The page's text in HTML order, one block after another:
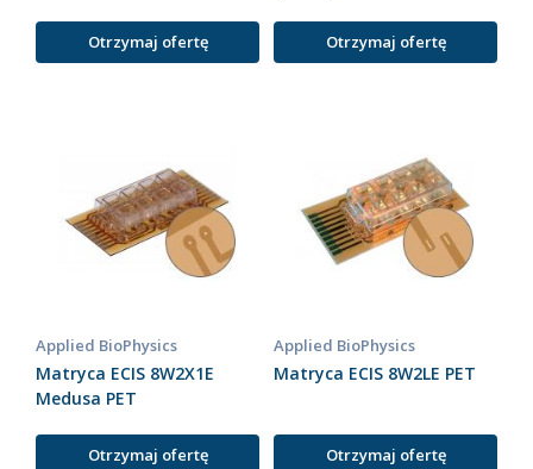
Otrzymaj ofertę Otrzymaj ofertę
Applied BioPhysics
Matryca ECIS 8W2X1E
Medusa PET
Otrzymaj ofertę
Applied BioPhysics
Matryca ECIS 8W2LE PET
Otrzymaj ofertę